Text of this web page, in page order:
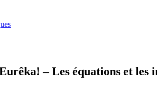
– Les équations et les